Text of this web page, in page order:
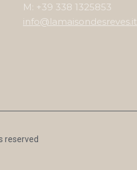
M: +39 338 1325853
info@lamaisondesreves.it
reserved